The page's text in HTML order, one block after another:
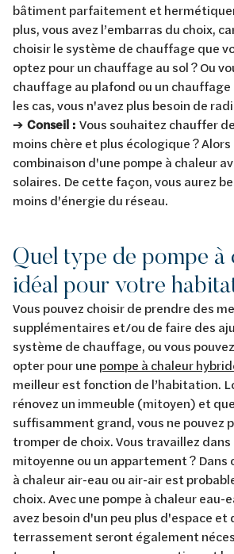
bâtiment parfaitement et
plus, vous avez l’embarras du choix,
choisir le système de chauffage que
optez pour un chauffage au sol ? Ou
chauffage au plafond ou un chauffage
les cas, vous n'avez plus besoin de
➔ Conseil : Vous souhaitez chauffer
moins chère et plus écologique ?
combinaison d'une pompe à chaleur
solaires. De cette façon, vous aurez
moins d'énergie du réseau.
Quel type de pompe à
idéal pour votre
Vous pouvez choisir de prendre des
supplémentaires et/ou de faire des
système de chauffage, ou vous
opter pour une pompe à chaleur
meilleur est fonction de l’habitation.
rénovez un immeuble (mitoyen) et
suffisamment grand, vous ne pouvez
tromper de choix. Vous travaillez dans
mitoyenne ou un appartement ? Dans
à chaleur air-eau ou air-air est
choix. Avec une pompe à chaleur eau-
avez besoin d'un peu plus d'espace et
terrassement seront également